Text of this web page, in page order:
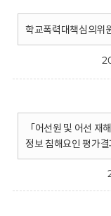
학교폭력대책심의위
「어선원 및 어선 재
정보 침해요인 평가결